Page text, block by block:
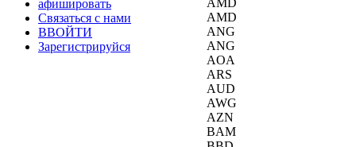
AMD
AMD
ANG
ANG
AOA
ARS
AUD
AWG
AZN
BAM
афишировать
Связаться с нами
ВВОЙТИ
Зарегистрируйся